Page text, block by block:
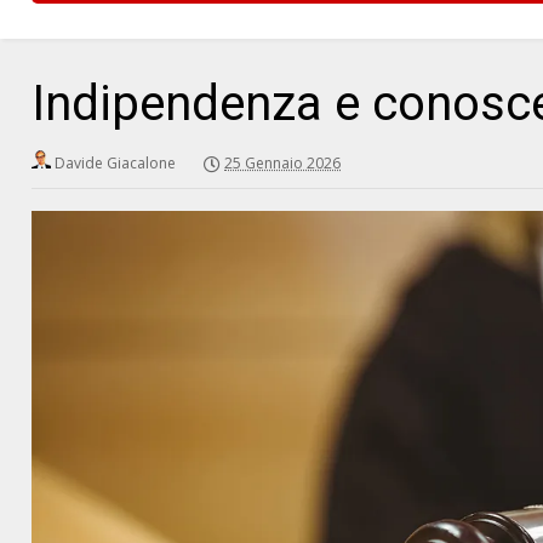
Indipendenza e
Davide Giacalone 25 Gennaio 2026